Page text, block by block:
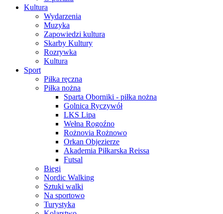
Kultura
Wydarzenia
Muzyka
Zapowiedzi kultura
Skarby Kultury
Rozrywka
Kultura
Sport
Piłka ręczna
Piłka nożna
Sparta Oborniki - piłka nożna
Golnica Ryczywół
LKS Lipa
Wełna Rogoźno
Rożnovia Rożnowo
Orkan Objezierze
Akademia Piłkarska Reissa
Futsal
Biegi
Nordic Walking
Sztuki walki
Na sportowo
Turystyka